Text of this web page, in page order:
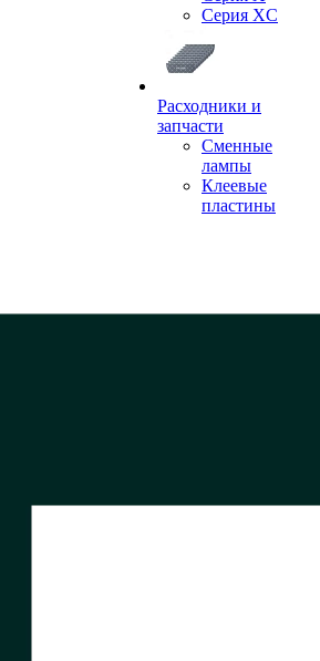
Серия XC
Расходники и
запчасти
Сменные
лампы
Клеевые
пластины